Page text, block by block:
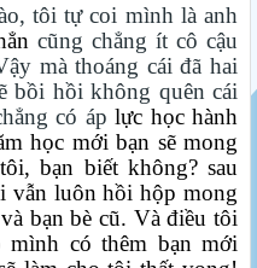
tôi tự coi mình là anh
cũng chẳng ít cô cậu
mà thoáng cái đã hai
bồi hồi không quên cái
có áplực học hành
học mới bạn sẽ mong
bạn biết không? sau
vẫn luôn hồi hộp mong
bạn bè cũ. Và điều tôi
có thêm bạn mới